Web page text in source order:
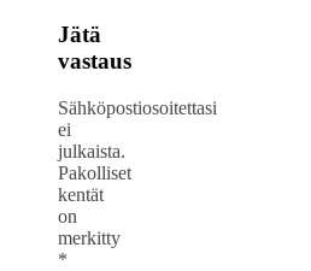
Jätä
vastaus
Sähköpostiosoitettasi
ei
julkaista.
Pakolliset
kentät
on
merkitty
*